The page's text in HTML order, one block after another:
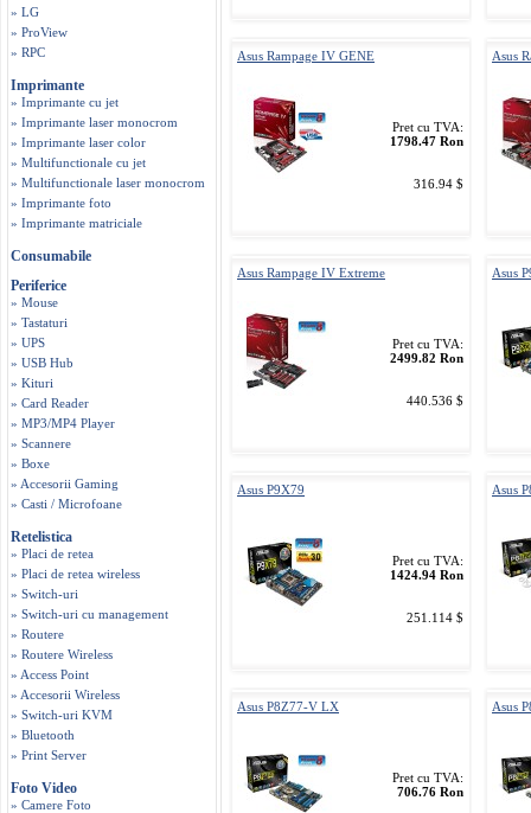
» LG
» ProView
» RPC
Imprimante
» Imprimante cu jet
» Imprimante laser monocrom
» Imprimante laser color
» Multifunctionale cu jet
» Multifunctionale laser monocrom
» Imprimante foto
» Imprimante matriciale
Consumabile
Periferice
» Mouse
» Tastaturi
» UPS
» USB Hub
» Kituri
» Card Reader
» MP3/MP4 Player
» Scannere
» Boxe
» Accesorii Gaming
» Casti / Microfoane
Retelistica
» Placi de retea
» Placi de retea wireless
» Switch-uri
» Switch-uri cu management
» Routere
» Routere Wireless
» Access Point
» Accesorii Wireless
» Switch-uri KVM
» Bluetooth
» Print Server
Foto Video
» Camere Foto
Asus Rampage IV GENE
Pret cu TVA:
1798.47 Ron
316.94 $
Asus
Asus Rampage IV Extreme
Pret cu TVA:
2499.82 Ron
440.536 $
Asus
Asus P9X79
Pret cu TVA:
1424.94 Ron
251.114 $
Asus
Asus P8Z77-V LX
Pret cu TVA:
706.76 Ron
Asus